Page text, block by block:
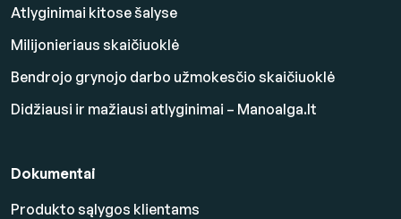
Atlyginimai kitose šalyse
Milijonieriaus skaičiuoklė
Bendrojo grynojo darbo užmokesčio skaičiuoklė
Didžiausi ir mažiausi atlyginimai – Manoalga.lt
Dokumentai
Produkto sąlygos klientams